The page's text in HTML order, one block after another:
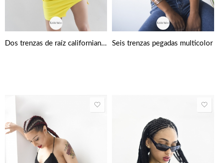
Dos trenzas de raíz californianas Seis trenzas pegadas multicolor